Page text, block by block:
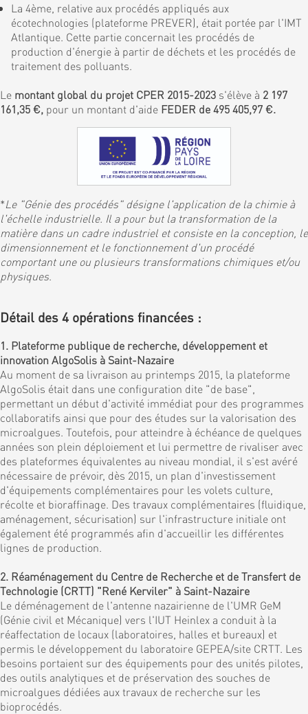
La 4ème, relative aux procédés appliqués aux
écotechnologies (plateforme PREVER), était portée par l'IMT
Atlantique. Cette partie concernait les procédés de
production d'énergie à partir de déchets et les procédés de
traitement des polluants.
Le montant global du projet CPER 2015-2023 s'élève à 2 197
161,35 €, pour un montant d'aide FEDER de 495 405,97 €.
*Le "Génie des procédés" désigne l'application de la chimie à
l'échelle industrielle. Il a pour but la transformation de la
matière dans un cadre industriel et consiste en la conception, le
dimensionnement et le fonctionnement d'un procédé
comportant une ou plusieurs transformations chimiques et/ou
physiques.
Détail des 4 opérations financées :
1. Plateforme publique de recherche, développement et
innovation AlgoSolis à Saint-Nazaire
Au moment de sa livraison au printemps 2015, la plateforme
AlgoSolis était dans une configuration dite "de base",
permettant un début d'activité immédiat pour des programmes
collaboratifs ainsi que pour des études sur la valorisation des
microalgues. Toutefois, pour atteindre à échéance de quelques
années son plein déploiement et lui permettre de rivaliser avec
des plateformes équivalentes au niveau mondial, il s'est avéré
nécessaire de prévoir, dès 2015, un plan d'investissement
d'équipements complémentaires pour les volets culture,
récolte et bioraffinage. Des travaux complémentaires (fluidique,
aménagement, sécurisation) sur l'infrastructure initiale ont
également été programmés afin d'accueillir les différentes
lignes de production.
2. Réaménagement du Centre de Recherche et de Transfert de
Technologie (CRTT) "René Kerviler" à Saint-Nazaire
Le déménagement de l'antenne nazairienne de l'UMR GeM
(Génie civil et Mécanique) vers l'IUT Heinlex a conduit à la
réaffectation de locaux (laboratoires, halles et bureaux) et
permis le développement du laboratoire GEPEA/site CRTT. Les
besoins portaient sur des équipements pour des unités pilotes,
des outils analytiques et de préservation des souches de
microalgues dédiées aux travaux de recherche sur les
bioprocédés.